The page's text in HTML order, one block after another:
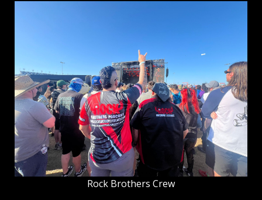
Rock Brothers Crew